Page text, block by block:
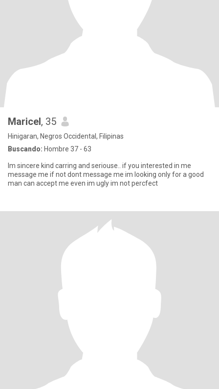
Maricel, 35
Hinigaran, Negros Occidental, Filipinas
Buscando: Hombre 37 - 63
Im sincere kind carring and seriouse.. if you interested in me
message me if not dont message me im looking only for a good
man can accept me even im ugly im not percfect